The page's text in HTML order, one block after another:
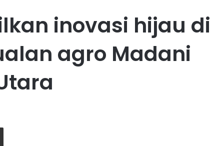
inovasi hijau di
agro Madani